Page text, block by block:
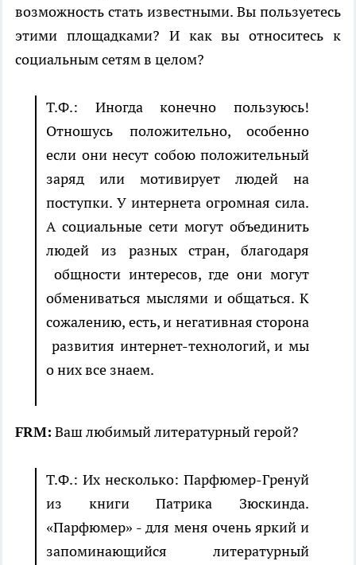
возможность стать известными. Вы пользуетесь
этими площадками? И как вы относитесь к
социальным сетям в целом?
Т.Ф.: Иногда конечно пользуюсь!
Отношусь положительно, особенно
если они несут собою положительный
заряд или мотивирует людей на
поступки. У интернета огромная сила.
А социальные сети могут объединить
людей из разных стран, благодаря
общности интересов, где они могут
обмениваться мыслями и общаться. К
сожалению, есть, и негативная сторона
развития интернет-технологий, и мы
о них все знаем.
FRM: Ваш любимый литературный герой?
Т.Ф.: Их несколько: Парфюмер-Гренуй
из книги Патрика Зюскинда.
«Парфюмер» - для меня очень яркий и
запоминающийся литературный